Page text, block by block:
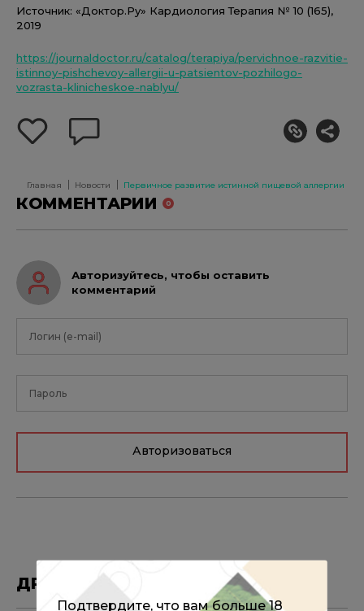
Источник: «Доктор.Ру» Кардиология Терапия № 10 (165),
2019
https://journaldoctor.ru/catalog/terapiya/pervichnoe-razvitie-
istinnoy-pishchevoy-allergii-u-patsientov-pozhilogo-
vozrasta-klinicheskoe-nablyu/
добавить
себе
Главная Новости Первичное развитие истинной пищевой аллергии у
КОММЕНТАРИИ 0
Авторизуйтесь, чтобы оставить
комментарий
Авторизоваться
ДРУГИЕ МАТЕРИАЛЫ ПО ТЕМЕ
Подтвердите, что вам больше 18